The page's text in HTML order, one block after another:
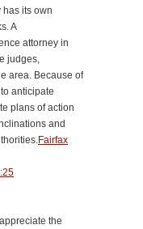
has its own
A
attorney in
judges,
area. Because of
anticipate
plans of action
and
Fairfax
the